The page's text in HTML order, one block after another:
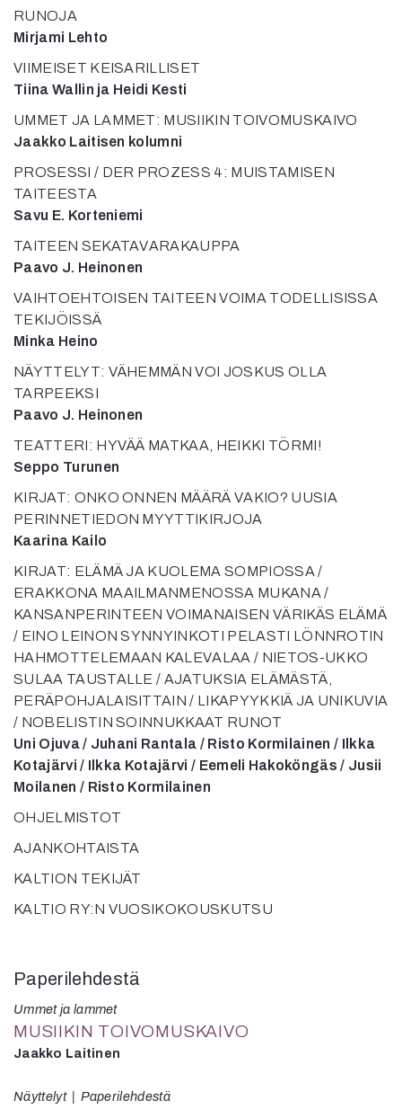
RUNOJA
Mirjami Lehto
VIIMEISET KEISARILLISET
Tiina Wallin ja Heidi Kesti
UMMET JA LAMMET: MUSIIKIN TOIVOMUSKAIVO
Jaakko Laitisen kolumni
PROSESSI / DER PROZESS 4: MUISTAMISEN
TAITEESTA
Savu E. Korteniemi
TAITEEN SEKATAVARAKAUPPA
Paavo J. Heinonen
VAIHTOEHTOISEN TAITEEN VOIMA TODELLISISSA
TEKIJÖISSÄ
Minka Heino
NÄYTTELYT: VÄHEMMÄN VOI JOSKUS OLLA
TARPEEKSI
Paavo J. Heinonen
TEATTERI: HYVÄÄ MATKAA, HEIKKI TÖRMI!
Seppo Turunen
KIRJAT: ONKO ONNEN MÄÄRÄ VAKIO? UUSIA
PERINNETIEDON MYYTTIKIRJOJA
Kaarina Kailo
KIRJAT: ELÄMÄ JA KUOLEMA SOMPIOSSA /
ERAKKONA MAAILMANMENOSSA MUKANA /
KANSANPERINTEEN VOIMANAISEN VÄRIKÄS ELÄMÄ
/ EINO LEINON SYNNYINKOTI PELASTI LÖNNROTIN
HAHMOTTELEMAAN KALEVALAA / NIETOS-UKKO
SULAA TAUSTALLE / AJATUKSIA ELÄMÄSTÄ,
PERÄPOHJALAISITTAIN / LIKAPYYKKIÄ JA UNIKUVIA
/ NOBELISTIN SOINNUKKAAT RUNOT
Uni Ojuva / Juhani Rantala / Risto Kormilainen / Ilkka
Kotajärvi / Ilkka Kotajärvi / Eemeli Hakoköngäs / Jusii
Moilanen / Risto Kormilainen
OHJELMISTOT
AJANKOHTAISTA
KALTION TEKIJÄT
KALTIO RY:N VUOSIKOKOUSKUTSU
Paperilehdestä
Ummet ja lammet
MUSIIKIN TOIVOMUSKAIVO
Jaakko Laitinen
Näyttelyt Paperilehdestä